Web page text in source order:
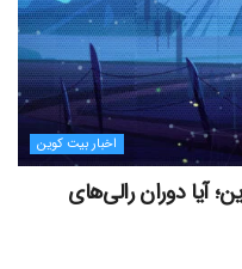
اخبار بیت کوین
آیا دوران رالی‌های